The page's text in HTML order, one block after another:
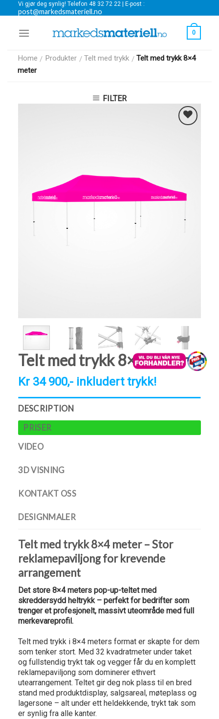
to
content
Vi gjør deg synlig! Telefon 48 32 72 22 | E-post :
post@markedsmateriell.no
0
Home / Produkter / Telt med trykk / Telt med trykk 8×4
meter
FILTER
Legg i
Telt med trykk 8×4 meter
Kr 34 900,- inkludert trykk!
DESCRIPTION
PRISER
VIDEO
3D VISNING
KONTAKT OSS
DESIGNMALER
Telt med trykk 8×4 meter – Stor
reklamepaviljong for krevende
arrangement
Det store 8×4 meters pop-up-teltet med
skreddersydd heltrykk – perfekt for bedrifter som
trenger et profesjonelt, massivt uteområde med full
merkevareprofil.
Telt med trykk i 8×4 meters format er skapte for dem
som tenker stort. Med 32 kvadratmeter under taket
og fullstendig trykt tak og vegger får du en komplett
reklamepaviljong som dominerer ethvert
utearrangement. Teltet gir deg nok plass til en bred
stand med produktdisplay, salgsareal, møteplass og
lagersone – alt under ett heldekkende, trykt tak som
er synlig fra alle kanter.